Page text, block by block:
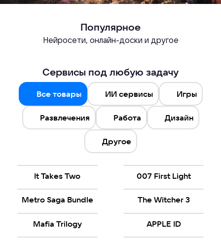
Популярное
Нейросети, онлайн-доски и другое
Сервисы под любую задачу
Все товары ИИ сервисы Игры
Развлечения Работа Дизайн
Другое
It Takes Two 007 First Light
Metro Saga Bundle The Witcher 3
Mafia Trilogy APPLE ID